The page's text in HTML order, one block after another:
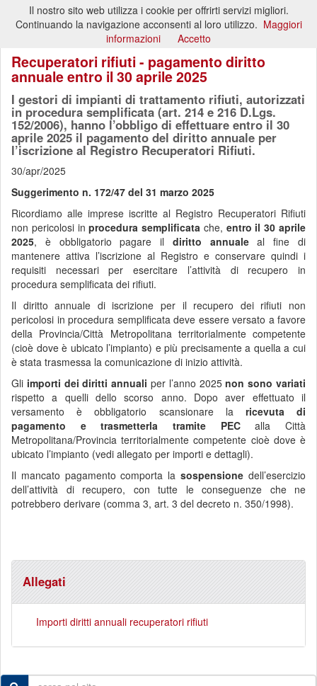
Recuperatori rifiuti - pagamento diritto
annuale entro il 30 aprile 2025
I gestori di impianti di trattamento rifiuti, autorizzati
in procedura semplificata (art. 214 e 216 D.Lgs.
152/2006), hanno l’obbligo di effettuare entro il 30
aprile 2025 il pagamento del diritto annuale per
l’iscrizione al Registro Recuperatori Rifiuti.
30/apr/2025
Suggerimento n. 172/47 del 31 marzo 2025
Ricordiamo alle imprese iscritte al Registro Recuperatori Rifiuti
non pericolosi inprocedura semplificata che, entro il 30 aprile
2025, è obbligatorio pagare il diritto annualeal fine di
mantenere attiva l’iscrizione al Registro e conservare quindi i
requisiti necessari per esercitare l’attività di recupero in
procedura semplificata dei rifiuti.
Il diritto annuale di iscrizione per il recupero dei rifiuti non
pericolosi in procedura semplificata deve essere versato a favore
della Provincia/Città Metropolitana territorialmente competente
(cioè dove è ubicato l’impianto) e più precisamente a quella a cui
è stata trasmessa la comunicazione di inizio attività.
Gli importi dei diritti annualiper l’anno 2025non sono variati
rispetto a quelli dello scorso anno. Dopo aver effettuato il
versamento è obbligatorio scansionare la ricevuta di
pagamento e trasmetterla tramite PECalla Città
Metropolitana/Provincia territorialmente competente cioè dove è
ubicato l’impianto (vedi allegato per importi e dettagli).
Il mancato pagamento comporta lasospensionedell’esercizio
dell’attività di recupero, con tutte le conseguenze che ne
potrebbero derivare (comma 3, art. 3 del decreto n. 350/1998).
Allegati
Importi diritti annuali recuperatori rifiuti
Il nostro sito web utilizza i cookie per offrirti servizi migliori.
Continuando la navigazione acconsenti al loro utilizzo. Maggiori
informazioni
Accetto